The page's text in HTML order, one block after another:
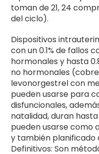
toman de 21, 24
del ciclo).
Dispositivos
con un 0.1% de fallos
hormonales y hasta
no hormonales
levonorgestrel con
pueden usarse para
disfuncionales,
natalidad, duran
pueden usarse como
y también planificado
Definitivos: Son